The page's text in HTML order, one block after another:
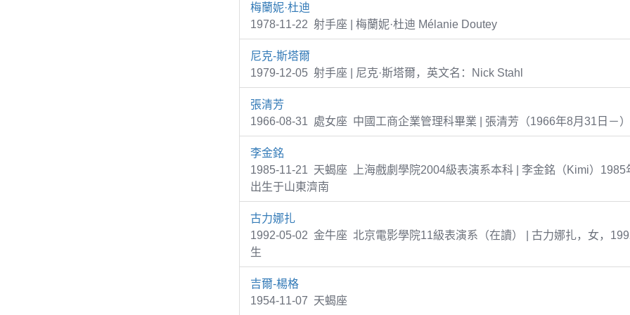
梅蘭妮·杜迪
1978-11-22 射手座 | 梅蘭妮·杜迪 Mélanie Doutey
尼克-斯塔爾
1979-12-05 射手座 | 尼克·斯塔爾，英文名：Nick Stahl
張清芳
1966-08-31 處女座 中國工商企業管理科畢業 | 張清芳（1966年8月31日－）
李金銘
1985-11-21 天蝎座 上海戲劇學院2004級表演系本科 | 李金銘（Kimi）1985
出生于山東濟南
古力娜扎
1992-05-02 金牛座 北京電影學院11級表演系（在讀） | 古力娜扎，女，
生
吉爾-楊格
1954-11-07 天蝎座